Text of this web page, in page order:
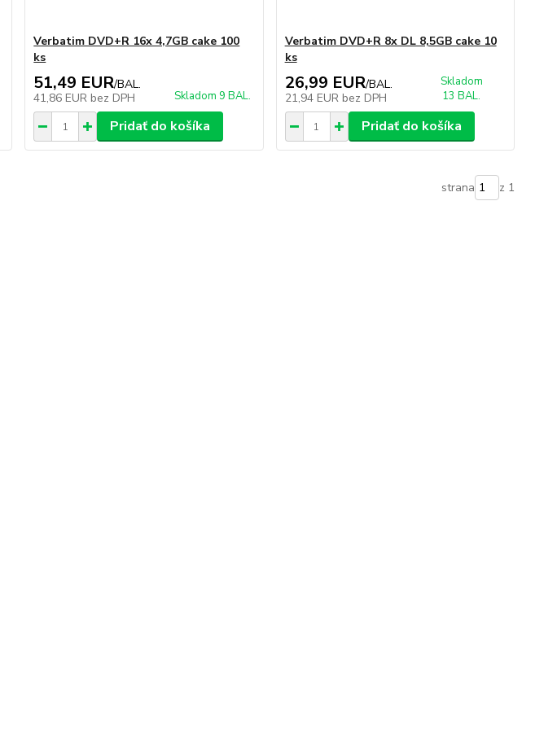
Verbatim DVD+R 16x 4,7GB cake 100
ks
51,49 EUR/BAL.
41,86 EUR bez DPH Skladom 9 BAL.
Pridať do košíka
Verbatim DVD+R 8x DL 8,5GB cake 10
ks
26,99 EUR/BAL.
21,94 EUR bez DPH
Skladom
13 BAL.
Pridať do košíka
strana z 1